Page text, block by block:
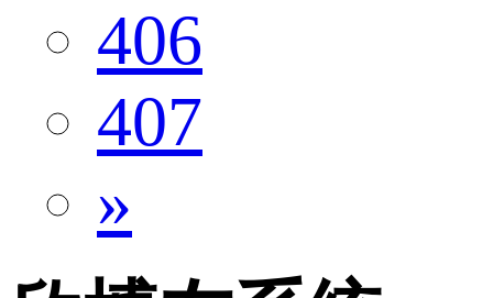
406
407
»